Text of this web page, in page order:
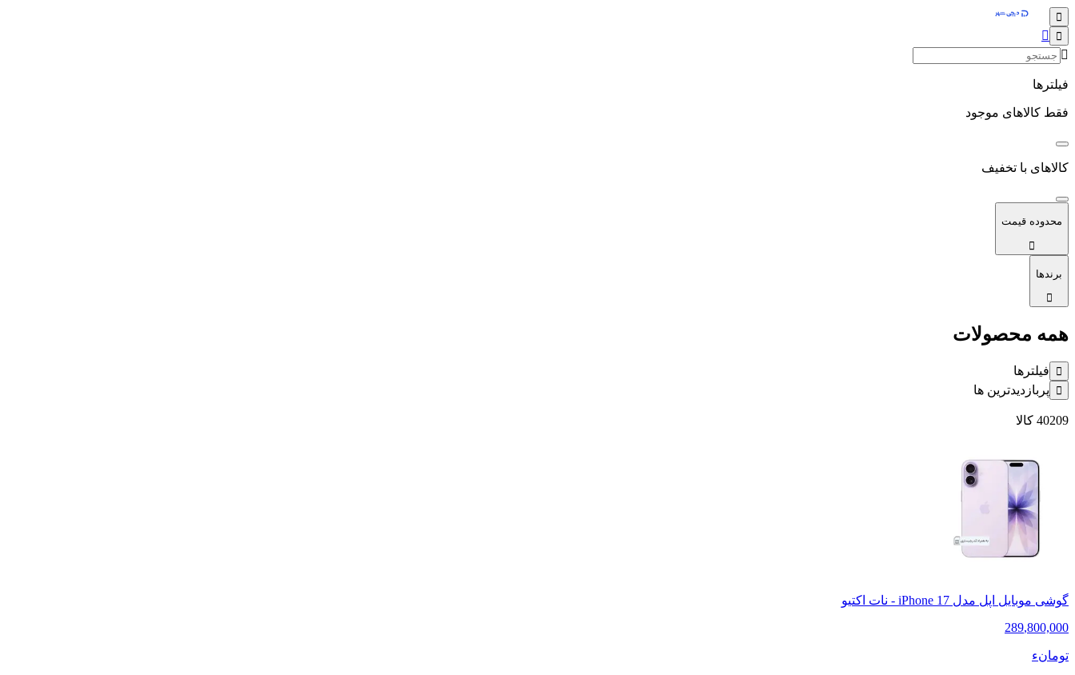
فیلترها
فقط کالاهای موجود
کالاهای با تخفیف
محدوده قیمت
برندها
همه محصولات
فیلترها
پربازدیدترین ها
40209 کالا
گوشی موبایل اپل مدل iPhone 17 - نات اکتیو
289,800,000
تومانء